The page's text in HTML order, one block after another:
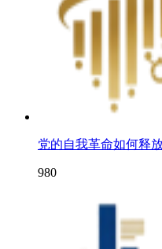
党的自我革命如何释
980